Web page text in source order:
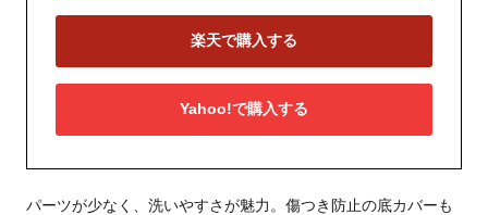
楽天で購入する
Yahoo!で購入する
パーツが少なく、洗いやすさが魅力。傷つき防止の底カバーも